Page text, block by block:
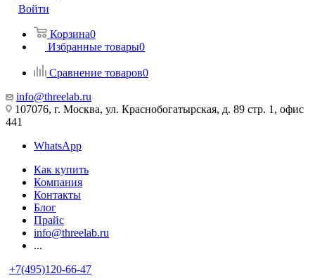
Войти
Корзина0
Избранные товары0
Сравнение товаров0
info@threelab.ru
107076, г. Москва, ул. Краснобогатырская, д. 89 стр. 1, офис
441
WhatsApp
Как купить
Компания
Контакты
Блог
Прайс
info@threelab.ru
...
+7(495)120-66-47